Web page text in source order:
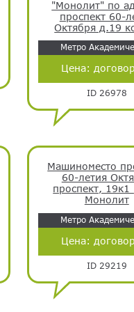
"Монолит" по
проспект 60-
Октября д.19
Метро
Цена:
ID 26978
Машиноместо
60-летия
проспект,
Монолит
Метро
Цена:
ID 29219